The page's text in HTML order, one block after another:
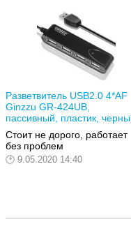
Разветвитель USB2.0 4*AF
Ginzzu GR-424UB,
пассивный, пластик,
Стоит не дорого, работает
без проблем
9.05.2020 14:40